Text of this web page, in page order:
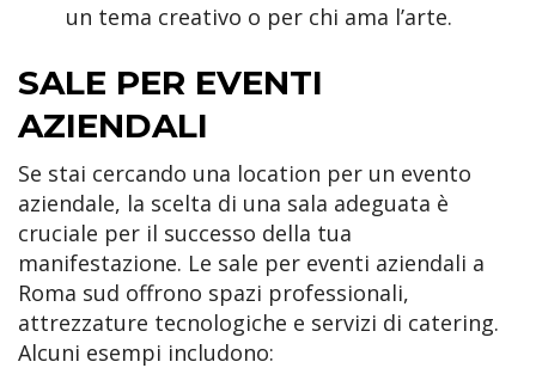
un tema creativo o per chi ama l’arte.
SALE PER EVENTI
AZIENDALI
Se stai cercando una location per un evento
aziendale, la scelta di una sala adeguata è
cruciale per il successo della tua
manifestazione. Le sale per eventi aziendali a
Roma sud offrono spazi professionali,
attrezzature tecnologiche e servizi di catering.
Alcuni esempi includono: